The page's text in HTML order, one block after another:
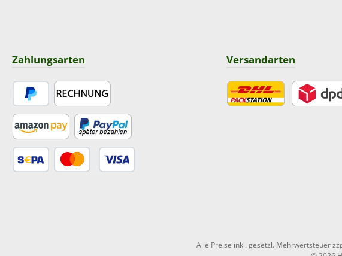
Zahlungsarten
PayPal Rechnung
Amazon Pay Später Bezahlen
Versandarten
Alle Preise inkl. gesetzl. Mehrwertsteuer